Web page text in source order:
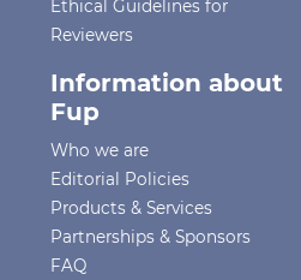
Ethical Guidelines for
Reviewers
Information about
Fup
Who we are
Editorial Policies
Products & Services
Partnerships & Sponsors
FAQ